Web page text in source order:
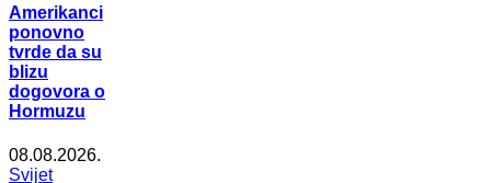
Amerikanci
ponovno
tvrde da su
blizu
dogovora o
Hormuzu
08.08.2026.
Svijet